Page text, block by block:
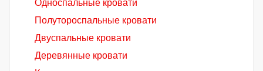
Односпальные кровати
Полутороспальные кровати
Двуспальные кровати
Деревянные кровати